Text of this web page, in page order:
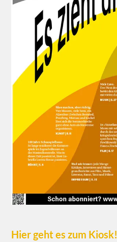
Hier geht es zum Kiosk!